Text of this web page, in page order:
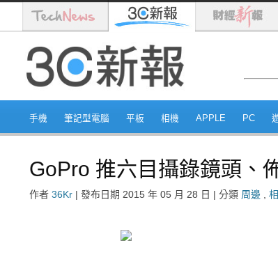
手機 筆記型電腦 平板 相機 APPLE PC
GoPro 推六目攝錄鏡頭、
作者 36Kr | 發布日期 2015 年 05 月 28 日 | 分類 周邊